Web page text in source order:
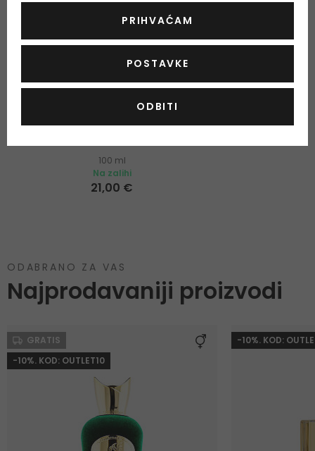
100 ml
Na zalihi
21,00 €
ODABRANO ZA VAS
Najprodavaniji proizvodi
GRATIS
-10%. KOD: OUTLET10
-10%. KOD:
PRIHVAĆAM
POSTAVKE
ODBITI